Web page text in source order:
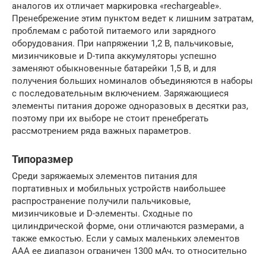
аналогов их отличает маркировка «rechargeable».
Пренебрежение этим пунктом ведет к лишним затратам,
проблемам с работой питаемого или зарядного
оборудования. При напряжении 1,2 В, пальчиковые,
мизинчиковые и D-типа аккумуляторы успешно
заменяют обыкновенные батарейки 1,5 В, и для
получения больших номиналов объединяются в наборы
с последовательным включением. Заряжающиеся
элементы питания дороже одноразовых в десятки раз,
поэтому при их выборе не стоит пренебрегать
рассмотрением ряда важных параметров.
Типоразмер
Среди заряжаемых элементов питания для
портативных и мобильных устройств наибольшее
распространение получили пальчиковые,
мизинчиковые и D-элементы. Сходные по
цилиндрической форме, они отличаются размерами, а
также емкостью. Если у самых маленьких элементов
ААА ее диапазон ограничен 1300 мАч, то относительно